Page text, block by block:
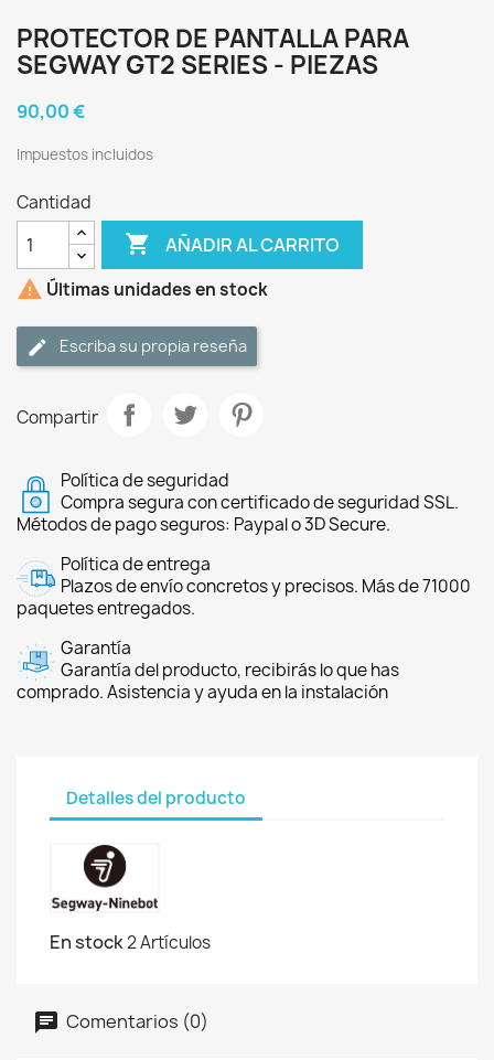
PROTECTOR DE PANTALLA PARA
SEGWAY GT2 SERIES - PIEZAS
90,00 €
Impuestos incluidos
Cantidad
 AÑADIR AL CARRITO
 Últimas unidades en stock
Escriba su propia reseña
Compartir
Política de seguridad
Compra segura con certificado de seguridad SSL.
Métodos de pago seguros: Paypal o 3D Secure.
Política de entrega
Plazos de envío concretos y precisos. Más de 71000
paquetes entregados.
Garantía
Garantía del producto, recibirás lo que has
comprado. Asistencia y ayuda en la instalación
Detalles del producto
En stock2 Artículos
Comentarios (0)